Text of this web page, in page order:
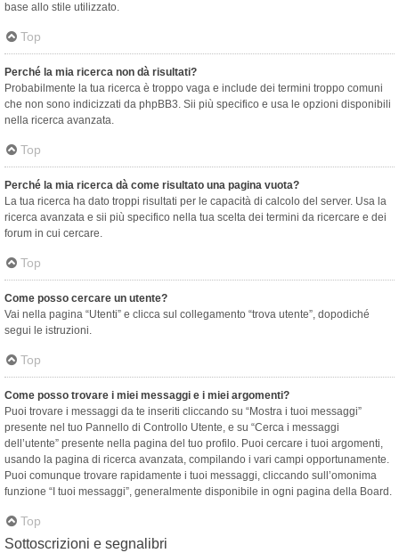
base allo stile utilizzato.
Top
Perché la mia ricerca non dà risultati?
Probabilmente la tua ricerca è troppo vaga e include dei termini troppo comuni
che non sono indicizzati da phpBB3. Sii più specifico e usa le opzioni disponibili
nella ricerca avanzata.
Top
Perché la mia ricerca dà come risultato una pagina vuota?
La tua ricerca ha dato troppi risultati per le capacità di calcolo del server. Usa la
ricerca avanzata e sii più specifico nella tua scelta dei termini da ricercare e dei
forum in cui cercare.
Top
Come posso cercare un utente?
Vai nella pagina “Utenti” e clicca sul collegamento “trova utente”, dopodiché
segui le istruzioni.
Top
Come posso trovare i miei messaggi e i miei argomenti?
Puoi trovare i messaggi da te inseriti cliccando su “Mostra i tuoi messaggi”
presente nel tuo Pannello di Controllo Utente, e su “Cerca i messaggi
dell’utente” presente nella pagina del tuo profilo. Puoi cercare i tuoi argomenti,
usando la pagina di ricerca avanzata, compilando i vari campi opportunamente.
Puoi comunque trovare rapidamente i tuoi messaggi, cliccando sull’omonima
funzione “I tuoi messaggi”, generalmente disponibile in ogni pagina della Board.
Top
Sottoscrizioni e segnalibri